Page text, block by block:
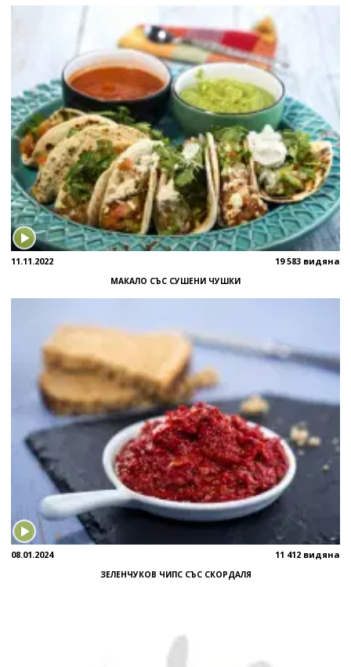
11.11.2022 19 583 видяна
МАКАЛО СЪС СУШЕНИ ЧУШКИ
08.01.2024 11 412 видяна
ЗЕЛЕНЧУКОВ ЧИПС СЪС СКОРДАЛЯ